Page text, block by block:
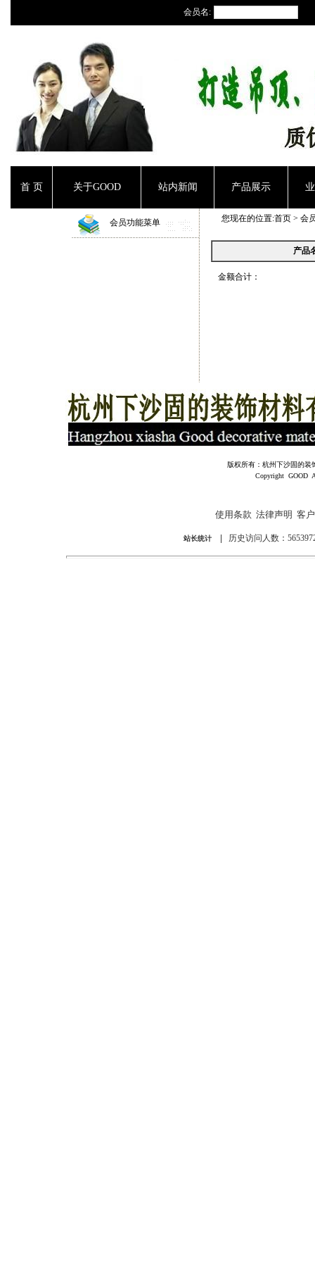
会员名:
首 页 关于GOOD 站内新闻 产品展示
会员功能菜单 您现在的位置:首页 > 会
产品
金额合计：
版权所有：杭州下沙固的装饰
Copyright GOOD All
使用条款 法律声明 客
站长统计 历史访问人数：